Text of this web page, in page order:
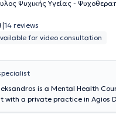
Ψυχικής Υγείας -
|14 reviews
for video consultation
is a Mental Health
with a private practice in Agios